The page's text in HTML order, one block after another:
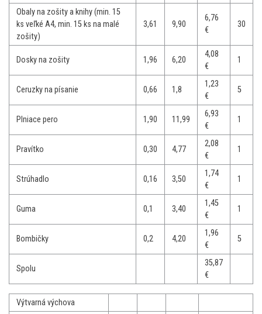
Obaly na zošity a knihy (min. 15
ks veľké A4, min. 15 ks na malé
zošity)
3,61 9,90
6,76
€
30
Dosky na zošity 1,96 6,20
4,08
€
1
Ceruzky na písanie 0,66 1,8
1,23
€
5
Plniace pero 1,90 11,99
6,93
€
1
Pravítko 0,30 4,77
2,08
€
1
Strúhadlo 0,16 3,50
1,74
€
1
Guma 0,1 3,40
1,45
€
1
Bombičky 0,2 4,20
1,96
€
5
Spolu
35,87
€
Výtvarná výchova